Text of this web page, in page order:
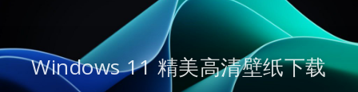
Windows 11 精美高清壁纸下载